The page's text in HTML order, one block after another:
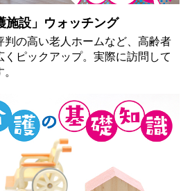
施設」ウォッチング
判の高い老人ホームなど、高齢者
くピックアップ。実際に訪問して